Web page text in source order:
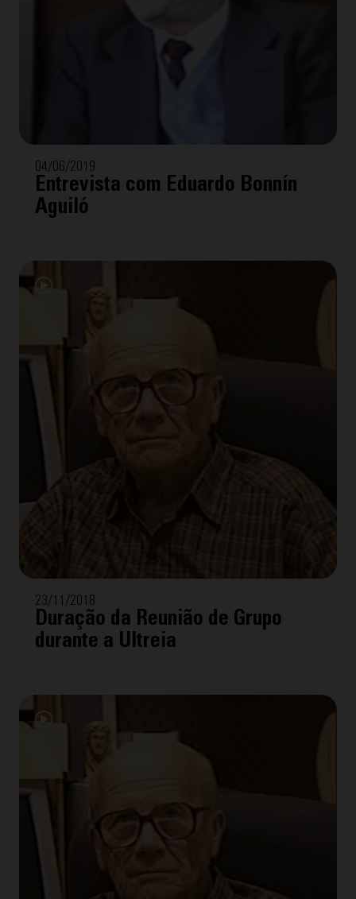
04/06/2019
Entrevista com Eduardo Bonnín
Aguiló
23/11/2018
Duração da Reunião de Grupo
durante a Ultreia